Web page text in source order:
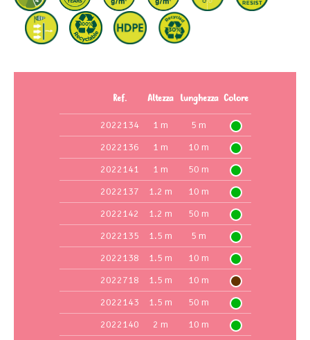
Ref. Altezza Lunghezza Colore
2022134 1 m
5 m
2022136
1 m
10 m
2022141
1 m
50 m
2022137
1.2 m
10 m
2022142
1.2 m
50 m
2022135
1.5 m
5 m
2022138
1.5 m
10 m
2022718
1.5 m
10 m
2022143
1.5 m
50 m
2022140
2 m
10 m